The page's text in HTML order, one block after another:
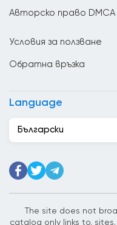
Гватемала
Германия
Джибути
Египет
Авторско право DMCA
Условия за ползване
Обратна връзка
Language
Български
The site does not
catalog only links to.